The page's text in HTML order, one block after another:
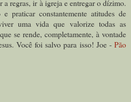
a regras, ir à igreja e entregar o dízimo.
praticar constantemente atitudes de
uma vida que valorize todas as
se rende, completamente, à vontade
Você foi salvo para isso! Joe - Pão